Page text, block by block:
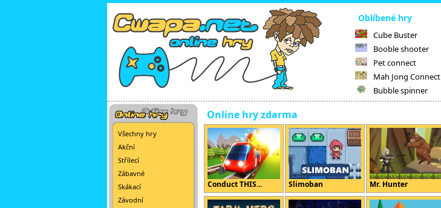
Oblíbené hry
Cube Buster
Booble shooter
Pet connect
Mah Jong Connect
Bubble spinner
Všechny hry
Akční
Střílecí
Zábavné
Skákací
Závodní
Online hry zdarma
Conduct THIS... Slimoban Mr. Hunter